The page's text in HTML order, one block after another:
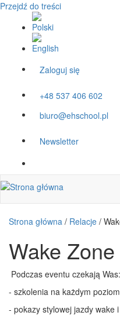
Przejdź do treści
Zaloguj się
+48 537 406 602
biuro@ehschool.pl
Newsletter
Strona główna / Relacje /
Wake
Podczas eventu czekają Was:
- szkolenia na każdym
- pokazy stylowej jazdy wake